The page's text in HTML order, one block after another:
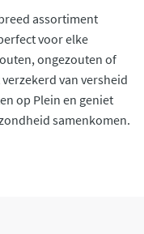
assortiment
voor elke
ongezouten of
van versheid
op Plein en geniet
samenkomen.